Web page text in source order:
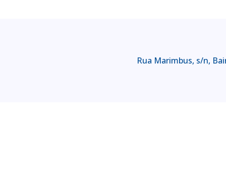
Rua Marimbus, s/n,